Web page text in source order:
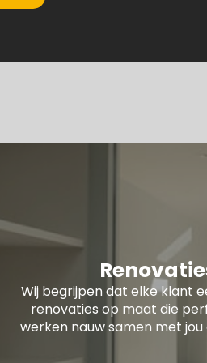
Wij begrijpen dat elke klant
renovaties op maat die
werken nauw samen met